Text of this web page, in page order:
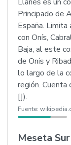
Principado de
España.
con Onís,
Baja, al este
de Onís y
lo largo de la
región. Cuenta
[]).
Fuente:
Meseta Sur